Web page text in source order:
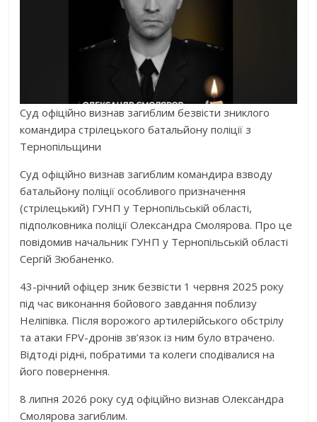
Суд офіційно визнав загиблим безвісти зниклого
командира стрілецького батальйону поліції з
Тернопільщини
Суд офіційно визнав загиблим командира взводу
батальйону поліції особливого призначення
(стрілецький) ГУНП у Тернопільській області,
підполковника поліції Олександра Смолярова. Про це
повідомив начальник ГУНП у Тернопільській області
Сергій Зюбаненко.
43-річний офіцер зник безвісти 1 червня 2025 року
під час виконання бойового завдання поблизу
Неліпівка. Після ворожого артилерійського обстрілу
та атаки FPV-дронів зв’язок із ним було втрачено.
Відтоді рідні, побратими та колеги сподівалися на
його повернення.
8 липня 2026 року суд офіційно визнав Олександра
Смолярова загиблим.